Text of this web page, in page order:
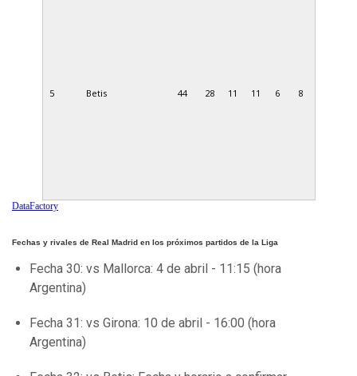
5 Betis 44 28 11 11 6 8
DataFactory
Fechas y rivales de Real Madrid en los próximos partidos de la Liga
Fecha 30: vs Mallorca: 4 de abril - 11:15 (hora
Argentina)
Fecha 31: vs Girona: 10 de abril - 16:00 (hora
Argentina)